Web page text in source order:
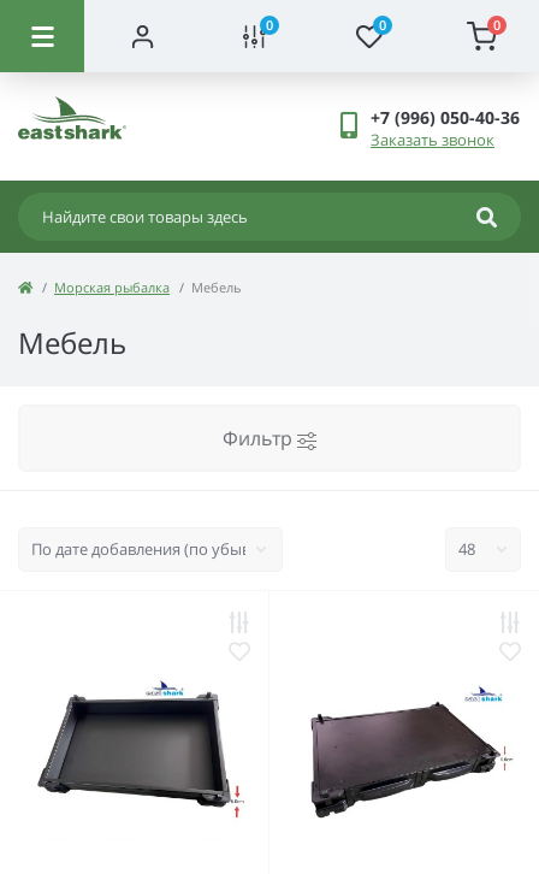
0 0 0
+7 (996) 050-40-36
Заказать звонок
Морская рыбалка Мебель
Мебель
Фильтр